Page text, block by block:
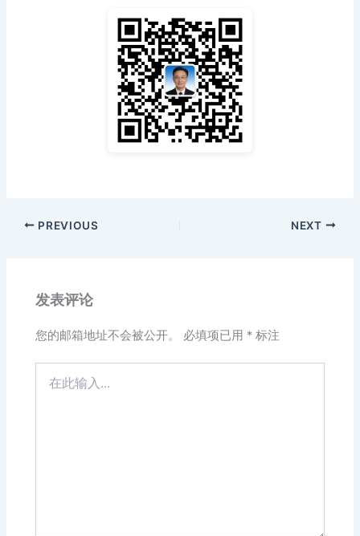
PREVIOUS NEXT
发表评论
您的邮箱地址不会被公开。 必填项已用 * 标注